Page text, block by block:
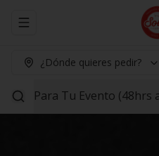
Abrir menu de navegación
¿Dónde quieres pedir?
Para Tu Evento (48hrs